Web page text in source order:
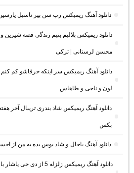
دانلود آهنگ ریمیکس رپ سن بیر ناسیل
دانلود ریمیکس بلالیم بنیم زندگی قصه
محسن لرستانی | ترکی
دانلود آهنگ ریمیکس سر اینکه حرفاشو کم
لون و ناجی و طاهاس
دانلود آهنگ ریمیکس شاد بندری تریبال آخر
بکس
دانلود آهنگ باحال و شاد بوس بده به من از
دانلود آهنگ ریمیکس